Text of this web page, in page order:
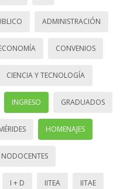
ADMINISTRACIÓN
CONVENIOS
CIENCIA Y TECNOLOGÍA
INGRESO GRADUADOS
HOMENAJES
NODOCENTES
I + D IITEA IITAE